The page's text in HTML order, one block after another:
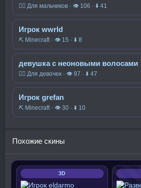
🧍‍♂️ Для мальчиков · 👁 106 · ⬇ 41
Игрок wwrld
⛏️ Minecraft · 👁 15 · ⬇ 8
девушка с неоновыми волосами
🧍‍♀️ Для девочек · 👁 97 · ⬇ 47
Игрок grefan
⛏️ Minecraft · 👁 30 · ⬇ 10
Похожие скины
3D